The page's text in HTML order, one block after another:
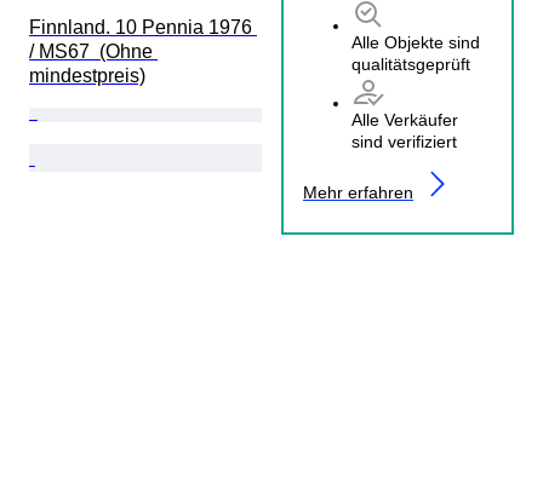
Alle Objekte sind
qualitätsgeprüft
Alle Verkäufer
sind verifiziert
Mehr erfahren
Finnland. 10 Pennia 1976
/ MS67  (Ohne
mindestpreis)